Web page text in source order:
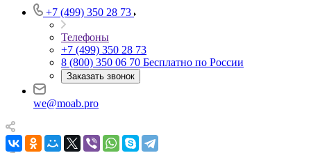
+7 (499) 350 28 73
Телефоны
+7 (499) 350 28 73
8 (800) 350 06 70 Бесплатно по России
Заказать звонок
we@moab.pro